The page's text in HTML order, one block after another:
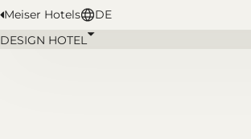
Meiser Hotels DE
DESIGN HOTEL